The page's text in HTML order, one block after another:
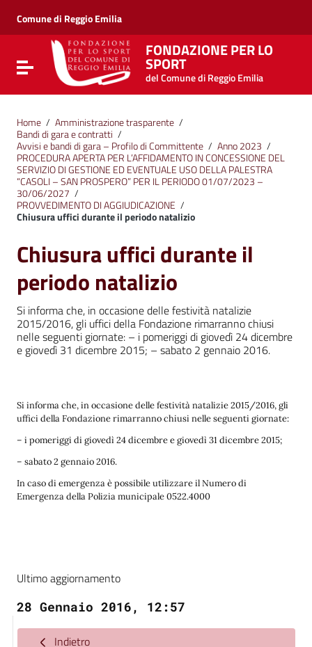
Vai al menu di navigazione
Vai al footer
Comune di Reggio Emilia
Attiva / disattiva la navigazione
FONDAZIONE PER LO
SPORT
del Comune di Reggio Emilia
Home / Amministrazione trasparente /
Bandi di gara e contratti /
Avvisi e bandi di gara – Profilo di Committente / Anno 2023 /
PROCEDURA APERTA PER L’AFFIDAMENTO IN CONCESSIONE DEL
SERVIZIO DI GESTIONE ED EVENTUALE USO DELLA PALESTRA
“CASOLI – SAN PROSPERO” PER IL PERIODO 01/07/2023 –
30/06/2027 /
PROVVEDIMENTO DI AGGIUDICAZIONE /
Chiusura uffici durante il periodo natalizio
Chiusura uffici durante il
periodo natalizio
Si informa che, in occasione delle festività natalizie
2015/2016, gli uffici della Fondazione rimarranno chiusi
nelle seguenti giornate: – i pomeriggi di giovedì 24 dicembre
e giovedì 31 dicembre 2015; – sabato 2 gennaio 2016.
Si informa che, in occasione delle festività natalizie 2015/2016, gli
uffici della Fondazione rimarranno chiusi nelle seguenti giornate:
– i pomeriggi di giovedì 24 dicembre e giovedì 31 dicembre 2015;
– sabato 2 gennaio 2016.
In caso di emergenza è possibile utilizzare il Numero di
Emergenza della Polizia municipale 0522.4000
Ultimo aggiornamento
28 Gennaio 2016, 12:57
Indietro